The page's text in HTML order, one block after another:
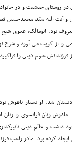
سال 1372ق در روستاى جبشیت و
آیت الله سیّد محمدحسین
بود. ابومالک، عموى
را از کویت مى آورد و شرح
علوم دینى را
شد. او بسیار باهوش
مادرش زبان فرانسوى را
داشت و عالم دینى
کرده بود. مادر راغب